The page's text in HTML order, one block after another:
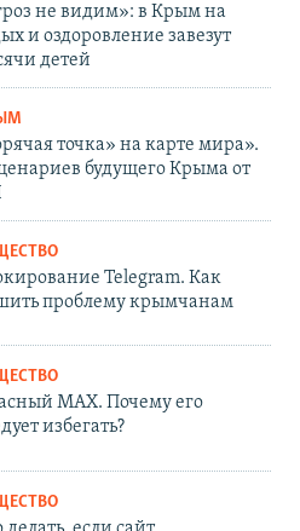
не видим»: в Крым на
и оздоровление завезут
детей
точка» на карте мира».
будущего Крыма от
Telegram. Как
проблему крымчанам
MAX. Почему его
избегать?